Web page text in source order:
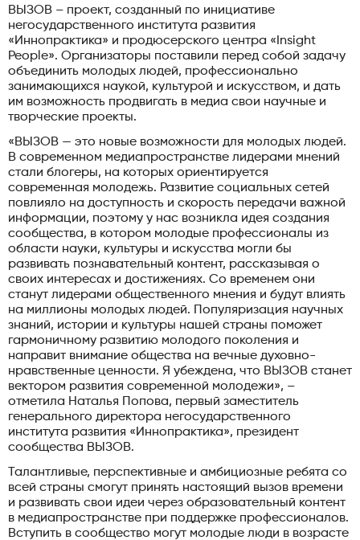
ВЫЗОВ – проект, созданный по инициативе
негосударственного института развития
«Иннопрактика» и продюсерского центра «Insight
People». Организаторы поставили перед собой задачу
объединить молодых людей, профессионально
занимающихся наукой, культурой и искусством, и дать
им возможность продвигать в медиа свои научные и
творческие проекты.
«ВЫЗОВ — это новые возможности для молодых людей.
В современном медиапространстве лидерами мнений
стали блогеры, на которых ориентируется
современная молодежь. Развитие социальных сетей
повлияло на доступность и скорость передачи важной
информации, поэтому у нас возникла идея создания
сообщества, в котором молодые профессионалы из
области науки, культуры и искусства могли бы
развивать познавательный контент, рассказывая о
своих интересах и достижениях. Со временем они
станут лидерами общественного мнения и будут влиять
на миллионы молодых людей. Популяризация научных
знаний, истории и культуры нашей страны поможет
гармоничному развитию молодого поколения и
направит внимание общества на вечные духовно-
нравственные ценности. Я убеждена, что ВЫЗОВ станет
вектором развития современной молодежи», –
отметила Наталья Попова, первый заместитель
генерального директора негосударственного
института развития «Иннопрактика», президент
сообщества ВЫЗОВ.
Талантливые, перспективные и амбициозные ребята со
всей страны смогут принять настоящий вызов времени
и развивать свои идеи через образовательный контент
в медиапространстве при поддержке профессионалов.
Вступить в сообщество могут молодые люди в возрасте